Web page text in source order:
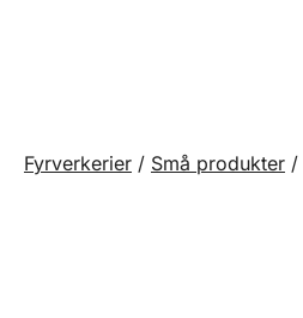
Fyrverkerier / Små produkter /